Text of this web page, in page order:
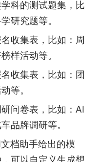
科的测试题集，比
研究题等。
收集表，比如：周
样活动等。
收集表，比如：团
等。
问卷表，比如：AI
品牌调研等。
档助手给出的模
可以自定义生成想